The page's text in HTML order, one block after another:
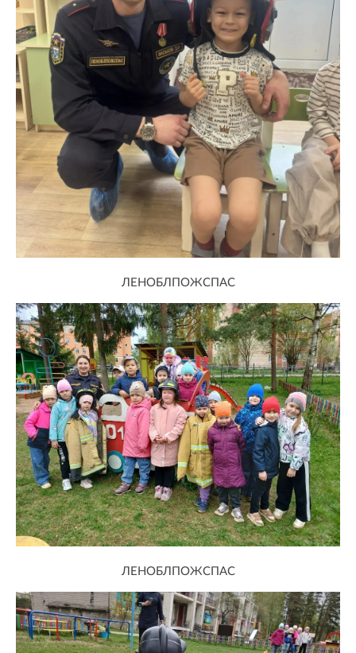
ЛЕНОБЛПОЖСПАС
ЛЕНОБЛПОЖСПАС